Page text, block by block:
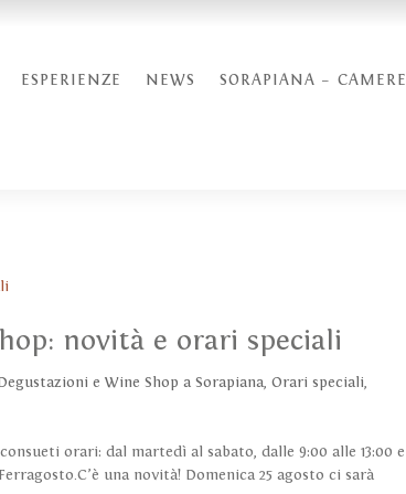
ESPERIENZE NEWS SORAPIANA – CAMERE
novità e orari speciali
e Wine Shop a Sorapiana,Orari speciali,
orari: dal martedì al sabato, dalle 9:00 alle 13:00 e
una novità! Domenica 25 agosto ci sarà